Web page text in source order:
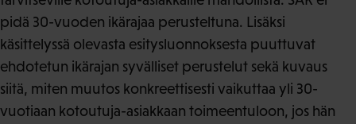
pidä 30-vuoden ikärajaa perusteltuna. Lisäksi
käsittelyssä olevasta esitysluonnoksesta puuttuvat
ehdotetun ikärajan syvälliset perustelut sekä kuvaus
siitä, miten muutos konkreettisesti vaikuttaa yli 30-
vuotiaan kotoutuja-asiakkaan toimeentuloon, jos hän